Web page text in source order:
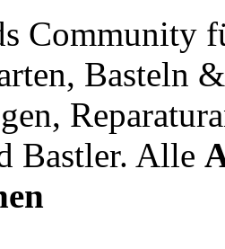
Community
Basteln
Bastler. Alle